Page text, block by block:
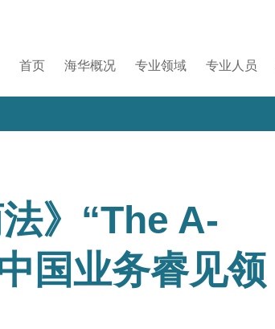
首页 海华概况 专业领域 专业人员
》“The A-
国业务睿见领